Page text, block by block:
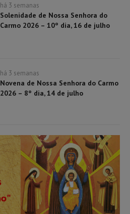
há 3 semanas
Solenidade de Nossa Senhora do
Carmo 2026 – 10º dia, 16 de julho
há 3 semanas
Novena de Nossa Senhora do Carmo
2026 – 8º dia, 14 de julho